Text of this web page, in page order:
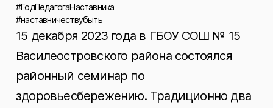
#ГодПедагогаНаставника
#наставничествубыть
15 декабря 2023 года в ГБОУ СОШ № 15
Василеостровского района состоялся
районный семинар по
здоровьесбережению. Традиционно два